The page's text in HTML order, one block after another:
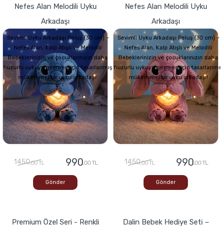
Nefes Alan Melodili Uyku
Arkadaşı
Sevimli Uyku Arkadaşı Peluş (30 cm) –
Nefes Alan, Kalp Atışlı ve Melodili
Bebeklerinizin ve çocuklarınızın daha
huzurlu uykuya geçmesi için tasarlanmış
mükemmel bir uyku arkadaşı!
1450,00 TL 990,00 TL
Gönder
Nefes Alan Melodili Uyku
Arkadaşı
Sevimli Uyku Arkadaşı Peluş (30 cm) –
Nefes Alan, Kalp Atışlı ve Melodili
Bebeklerinizin ve çocuklarınızın daha
huzurlu uykuya geçmesi için
mükemmel bir uyku arkadaşı!
1450,00 TL 990,00 TL
Gönder
Premium Özel Seri - Renkli
Dalin Bebek Hediye Seti –